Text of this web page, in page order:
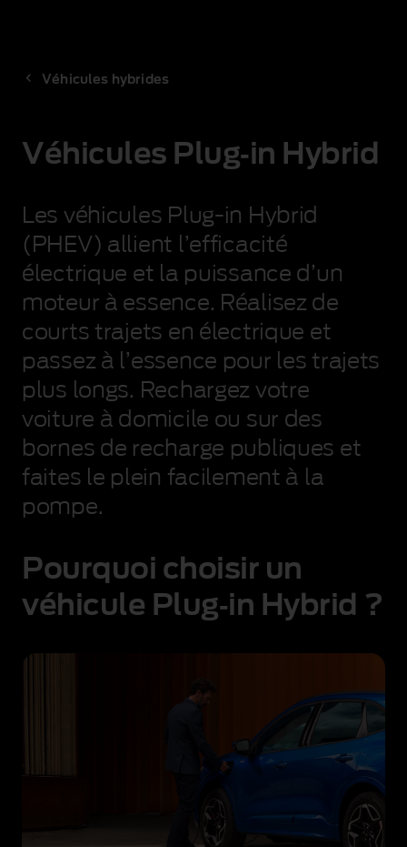
Véhicules hybrides
Véhicules Plug‑in Hybrid
Les véhicules Plug‑in Hybrid
(PHEV) allient l’efficacité
électrique et la puissance d’un
moteur à essence. Réalisez de
courts trajets en électrique et
passez à l’essence pour les trajets
plus longs. Rechargez votre
voiture à domicile ou sur des
bornes de recharge publiques et
faites le plein facilement à la
pompe.
Pourquoi choisir un
véhicule Plug‑in Hybrid ?